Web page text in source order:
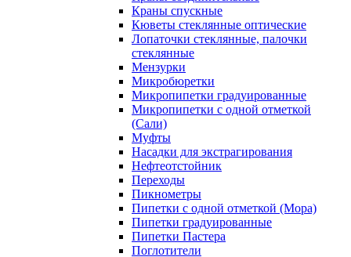
Краны спускные
Кюветы стеклянные оптические
Лопаточки стеклянные, палочки
стеклянные
Мензурки
Микробюретки
Микропипетки градуированные
Микропипетки с одной отметкой
(Сали)
Муфты
Насадки для экстрагирования
Нефтеотстойник
Переходы
Пикнометры
Пипетки с одной отметкой (Мора)
Пипетки градуированные
Пипетки Пастера
Поглотители